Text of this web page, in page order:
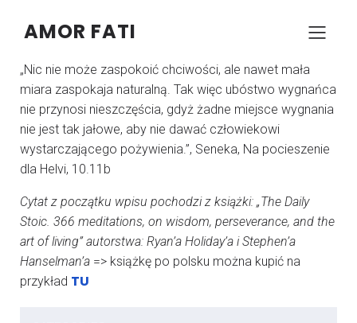
AMOR FATI
KONRAD SZCZYPCZYK
„Nic nie może zaspokoić chciwości, ale nawet mała
miara zaspokaja naturalną. Tak więc ubóstwo wygnańca
nie przynosi nieszczęścia, gdyż żadne miejsce wygnania
nie jest tak jałowe, aby nie dawać człowiekowi
wystarczającego pożywienia.”, Seneka, Na pocieszenie
dla Helvi, 10.11b
Cytat z początku wpisu pochodzi z książki: „The Daily
Stoic. 366 meditations, on wisdom, perseverance, and the
art of living” autorstwa: Ryan’a Holiday’a i Stephen’a
Hanselman’a => książkę po polsku można kupić na
przykład TU